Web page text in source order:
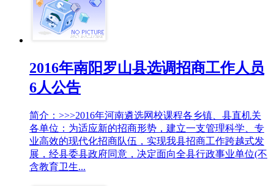
2016年南阳罗山县选调招商工作人员
6人公告
简介：>>>2016年河南遴选网校课程各乡镇、县直机关
各单位：为适应新的招商形势，建立一支管理科学、专
业高效的现代化招商队伍，实现我县招商工作跨越式发
展，经县委县政府同意，决定面向全县行政事业单位(不
含教育卫生...